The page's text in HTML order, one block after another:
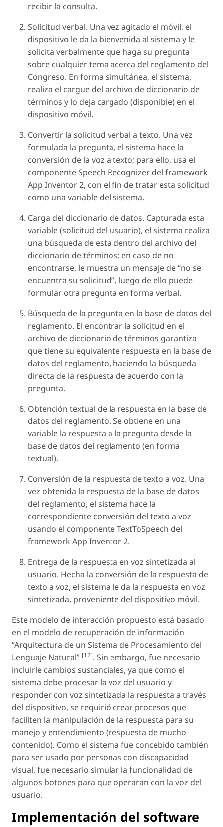
recibir la consulta.
Solicitud verbal. Una vez agitado el móvil, el
dispositivo le da la bienvenida al sistema y le
solicita verbalmente que haga su pregunta
sobre cualquier tema acerca del reglamento del
Congreso. En forma simultánea, el sistema,
realiza el cargue del archivo de diccionario de
términos y lo deja cargado (disponible) en el
dispositivo móvil.
Convertir la solicitud verbal a texto. Una vez
formulada la pregunta, el sistema hace la
conversión de la voz a texto; para ello, usa el
componente Speech Recognizer del framework
App Inventor 2, con el fin de tratar esta solicitud
como una variable del sistema.
Carga del diccionario de datos. Capturada esta
variable (solicitud del usuario), el sistema realiza
una búsqueda de esta dentro del archivo del
diccionario de términos; en caso de no
encontrarse, le muestra un mensaje de “no se
encuentra su solicitud”, luego de ello puede
formular otra pregunta en forma verbal.
Búsqueda de la pregunta en la base de datos del
reglamento. El encontrar la solicitud en el
archivo de diccionario de términos garantiza
que tiene su equivalente respuesta en la base de
datos del reglamento, haciendo la búsqueda
directa de la respuesta de acuerdo con la
pregunta.
Obtención textual de la respuesta en la base de
datos del reglamento. Se obtiene en una
variable la respuesta a la pregunta desde la
base de datos del reglamento (en forma
textual).
Conversión de la respuesta de texto a voz. Una
vez obtenida la respuesta de la base de datos
del reglamento, el sistema hace la
correspondiente conversión del texto a voz
usando el componente TextToSpeech del
framework App Inventor 2.
Entrega de la respuesta en voz sintetizada al
usuario. Hecha la conversión de la respuesta de
texto a voz, el sistema le da la respuesta en voz
sintetizada, proveniente del dispositivo móvil.
Este modelo de interacción propuesto está basado
en el modelo de recuperación de información
“Arquitectura de un Sistema de Procesamiento del
Lenguaje Natural” [12]. Sin embargo, fue necesario
incluirle cambios sustanciales, ya que como el
sistema debe procesar la voz del usuario y
responder con voz sintetizada la respuesta a través
del dispositivo, se requirió crear procesos que
faciliten la manipulación de la respuesta para su
manejo y entendimiento (respuesta de mucho
contenido). Como el sistema fue concebido también
para ser usado por personas con discapacidad
visual, fue necesario simular la funcionalidad de
algunos botones para que operaran con la voz del
usuario.
Implementación del software